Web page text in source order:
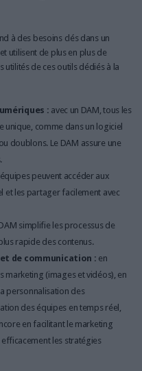
à des besoins clés dans un
utilisent de plus en plus de
utilités de ces outils dédiés à la
: avec un DAM, tous les
comme dans un logiciel
doublons. Le DAM assure une
peuvent accéder aux
et les partager facilement avec
simplifie les processus de
rapide des contenus.
de communication : en
marketing (images et vidéos), en
personnalisation des
des équipes en temps réel,
en facilitant le marketing
les stratégies